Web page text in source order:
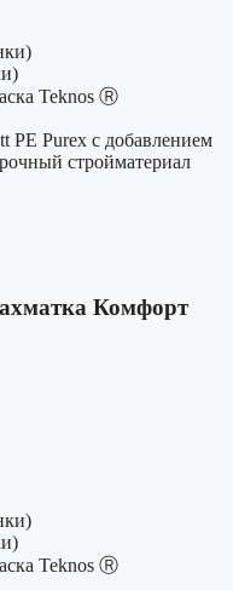
Teknos Ⓡ
PE Purex с добавлением
стройматериал
Комфорт
Teknos Ⓡ